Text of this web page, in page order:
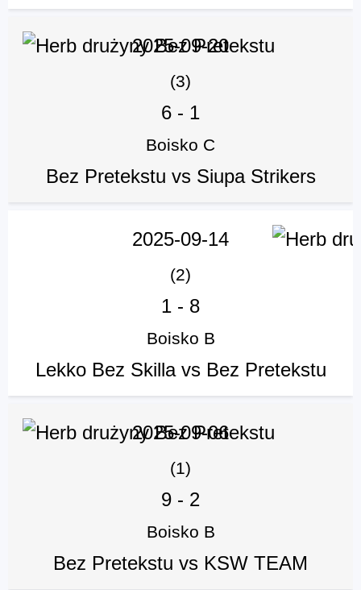
2025-09-20
(3)
6 - 1
Boisko C
Bez Pretekstu vs Siupa Strikers
2025-09-14
(2)
1 - 8
Boisko B
Lekko Bez Skilla vs Bez Pretekstu
2025-09-06
(1)
9 - 2
Boisko B
Bez Pretekstu vs KSW TEAM